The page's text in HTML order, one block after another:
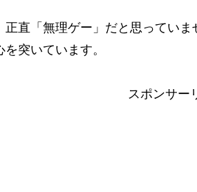
正直「無理ゲー」だと思ってい
突いています。
スポンサー